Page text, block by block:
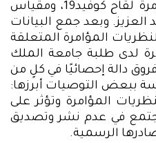
لقاح كوفيد19، ومقياس
وبعد جمع البيانات
المؤامرة المتعلقة
لدى طلبة جامعة الملك
دالة إحصائيًا في كلٍ من
ببعض التوصيات أبرزها:
المؤامرة وتؤثر على
في عدم نشر وتصديق
الرسمية.